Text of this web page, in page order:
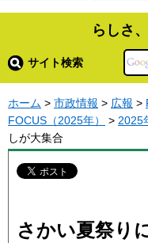
らしさ
サイト検索
ホーム > 市政情報 > 広報 >
FOCUS（2025年）
> 2025
しが大集合
さかい夏祭り